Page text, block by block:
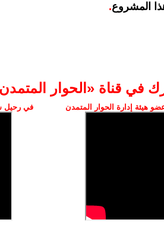
المشروع.
في قناة ‫«الحوار
هيئة إدارة الحوار المتمدن في رحيل